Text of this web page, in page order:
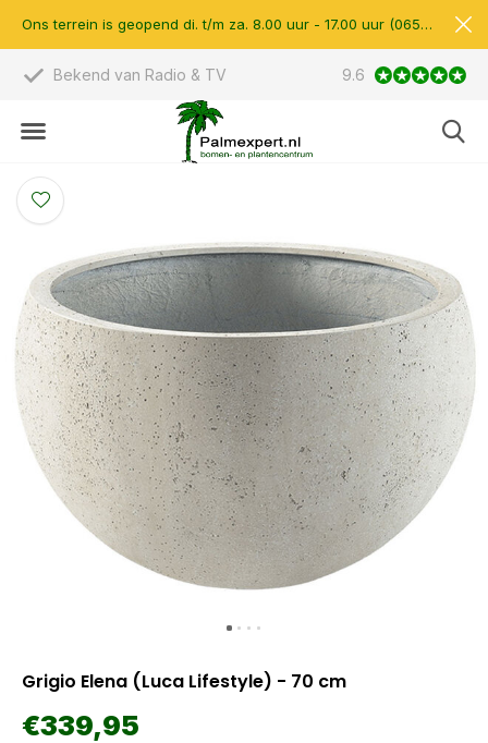
Scherpe prijzen & eigen import 14.000 m2
9.6
Ons terrein is geopend di. t/m za. 8.00 uur - 17.00 uur (0657510597)
Grigio Elena (Luca Lifestyle) - 70 cm
€339,95